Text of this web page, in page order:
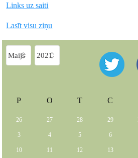
Links uz saiti
Lasīt visu ziņu
P O T C
26 27 28 29
3 4 5 6
10 11 12 13